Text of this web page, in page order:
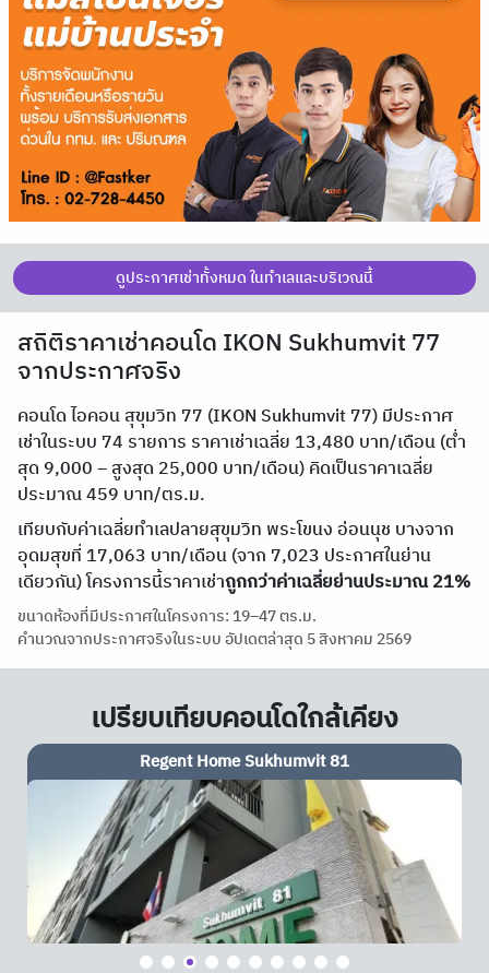
ดูประกาศเช่าทั้งหมด ในทำเลและบริเวณนี้
สถิติราคาเช่าคอนโด IKON Sukhumvit 77
จากประกาศจริง
คอนโด ไอคอน สุขุมวิท 77 (IKON Sukhumvit 77) มีประกาศ
เช่าในระบบ 74 รายการ ราคาเช่าเฉลี่ย 13,480 บาท/เดือน (ต่ำ
สุด 9,000 – สูงสุด 25,000 บาท/เดือน) คิดเป็นราคาเฉลี่ย
ประมาณ 459 บาท/ตร.ม.
เทียบกับค่าเฉลี่ยทำเลปลายสุขุมวิท พระโขนง อ่อนนุช บางจาก
อุดมสุขที่ 17,063 บาท/เดือน (จาก 7,023 ประกาศในย่าน
เดียวกัน) โครงการนี้ราคาเช่าถูกกว่าค่าเฉลี่ยย่านประมาณ 21%
ขนาดห้องที่มีประกาศในโครงการ: 19–47 ตร.ม.
คำนวณจากประกาศจริงในระบบ อัปเดตล่าสุด 5 สิงหาคม 2569
เปรียบเทียบคอนโดใกล้เคียง
Artemis Sukhumvit 77